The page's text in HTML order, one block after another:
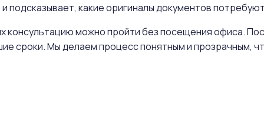
подсказывает, какие оригиналы документов
консультацию можно пройти без посещения офиса.
сроки. Мы делаем процесс понятным и прозрачным,